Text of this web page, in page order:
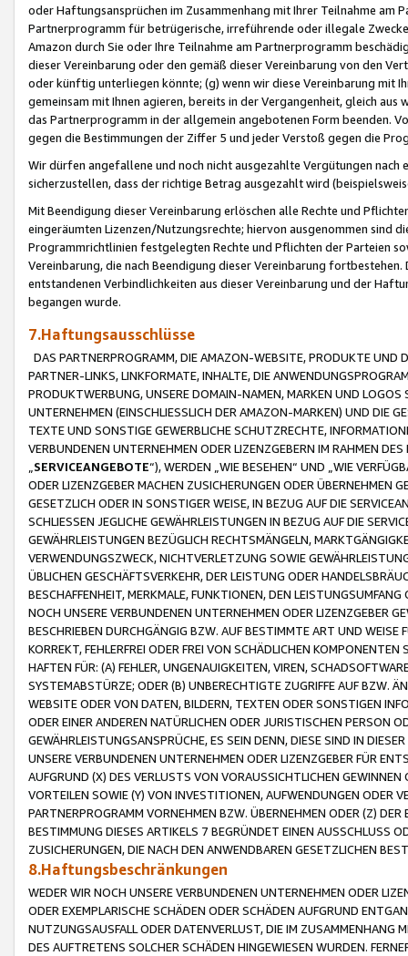
oder Haftungsansprüchen im Zusammenhang mit Ihrer Teilnahme am
Partnerprogramm für betrügerische, irreführende oder illegale
Amazon durch Sie oder Ihre Teilnahme am Partnerprogramm
dieser Vereinbarung oder den gemäß dieser Vereinbarung von den
oder künftig unterliegen könnte; (g) wenn wir diese Vereinbarung mit
gemeinsam mit Ihnen agieren, bereits in der Vergangenheit, gleich
das Partnerprogramm in der allgemein angebotenen Form beenden.
gegen die Bestimmungen der Ziffer 5 und jeder Verstoß gegen die
Wir dürfen angefallene und noch nicht ausgezahlte Vergütungen
sicherzustellen, dass der richtige Betrag ausgezahlt wird
Mit Beendigung dieser Vereinbarung erlöschen alle Rechte und
eingeräumten Lizenzen/Nutzungsrechte; hiervon ausgenommen sind
Programmrichtlinien festgelegten Rechte und Pflichten der Parteien
Vereinbarung, die nach Beendigung dieser Vereinbarung
entstandenen Verbindlichkeiten aus dieser Vereinbarung und der
begangen wurde.
7.Haftungsausschlüsse
DAS PARTNERPROGRAMM, DIE AMAZON-WEBSITE, PRODUKTE UND
PARTNER-LINKS, LINKFORMATE, INHALTE, DIE
PRODUKTWERBUNG, UNSERE DOMAIN-NAMEN, MARKEN UND
UNTERNEHMEN (EINSCHLIESSLICH DER AMAZON-MARKEN) UND DIE
TEXTE UND SONSTIGE GEWERBLICHE SCHUTZRECHTE,
VERBUNDENEN UNTERNEHMEN ODER LIZENZGEBERN IM RAHMEN
SERVICEANGEBOTE“), WERDEN „WIE BESEHEN“ UND „WIE
ODER LIZENZGEBER MACHEN ZUSICHERUNGEN ODER ÜBERNEHMEN
GESETZLICH ODER IN SONSTIGER WEISE, IN BEZUG AUF DIE
SCHLIESSEN JEGLICHE GEWÄHRLEISTUNGEN IN BEZUG AUF DIE
GEWÄHRLEISTUNGEN BEZÜGLICH RECHTSMÄNGELN,
VERWENDUNGSZWECK, NICHTVERLETZUNG SOWIE
ÜBLICHEN GESCHÄFTSVERKEHR, DER LEISTUNG ODER
BESCHAFFENHEIT, MERKMALE, FUNKTIONEN, DEN
NOCH UNSERE VERBUNDENEN UNTERNEHMEN ODER LIZENZGEBER
BESCHRIEBEN DURCHGÄNGIG BZW. AUF BESTIMMTE ART UND
KORREKT, FEHLERFREI ODER FREI VON SCHÄDLICHEN
HAFTEN FÜR: (A) FEHLER, UNGENAUIGKEITEN, VIREN,
SYSTEMABSTÜRZE; ODER (B) UNBERECHTIGTE ZUGRIFFE AUF BZW.
WEBSITE ODER VON DATEN, BILDERN, TEXTEN ODER SONSTIGEN
ODER EINER ANDEREN NATÜRLICHEN ODER JURISTISCHEN PERSON
GEWÄHRLEISTUNGSANSPRÜCHE, ES SEIN DENN, DIESE SIND IN
UNSERE VERBUNDENEN UNTERNEHMEN ODER LIZENZGEBER FÜR
AUFGRUND (X) DES VERLUSTS VON VORAUSSICHTLICHEN
VORTEILEN SOWIE (Y) VON INVESTITIONEN, AUFWENDUNGEN ODER
PARTNERPROGRAMM VORNEHMEN BZW. ÜBERNEHMEN ODER (Z)
BESTIMMUNG DIESES ARTIKELS 7 BEGRÜNDET EINEN AUSSCHLUSS
ZUSICHERUNGEN, DIE NACH DEN ANWENDBAREN GESETZLICHEN
8.Haftungsbeschränkungen
WEDER WIR NOCH UNSERE VERBUNDENEN UNTERNEHMEN ODER
ODER EXEMPLARISCHE SCHÄDEN ODER SCHÄDEN AUFGRUND
NUTZUNGSAUSFALL ODER DATENVERLUST, DIE IM ZUSAMMENHANG
DES AUFTRETENS SOLCHER SCHÄDEN HINGEWIESEN WURDEN.